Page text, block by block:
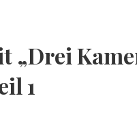
„Drei
1